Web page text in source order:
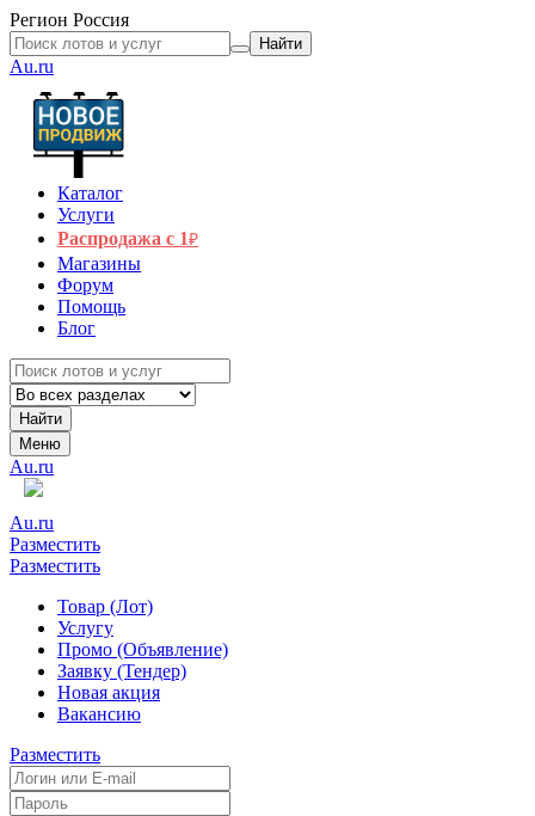
Регион Россия
Найти
Au.ru
Каталог
Услуги
Распродажа с 1₽
Магазины
Форум
Помощь
Блог
Найти
Меню
Au.ru
Au.ru
Разместить
Разместить
Товар (Лот)
Услугу
Промо (Объявление)
Заявку (Тендер)
Новая акция
Вакансию
Разместить